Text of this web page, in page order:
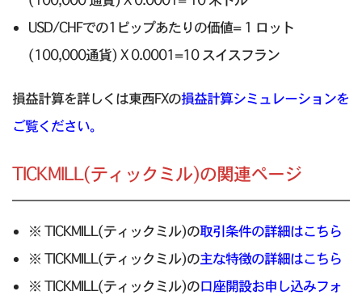
USD/CHFでの1ピップあたりの価値= 1 ロット
(100,000通貨) X 0.0001=10 スイスフラン
損益計算を詳しくは東西FXの損益計算シミュレーションを
ご覧ください。
TICKMILL(ティックミル)の関連ページ
※ TICKMILL(ティックミル)の取引条件の詳細はこちら
※ TICKMILL(ティックミル)の主な特徴の詳細はこちら
※ TICKMILL(ティックミル)の口座開設お申し込みフォ